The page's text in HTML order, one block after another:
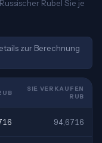
Rubel Sie je
zur Berechnung
SIE VERKAUFEN
RUB
94,6716